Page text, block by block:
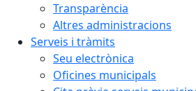
Transparència
Altres administracions
Serveis i tràmits
Seu electrònica
Oficines municipals